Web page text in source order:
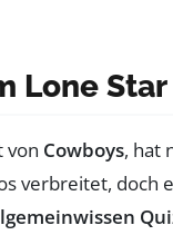
Lone
von Cowboys, hat
verbreitet,